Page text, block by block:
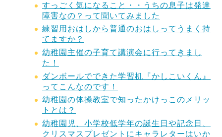
すっごく気になること・・うちの息子は発達
障害なの？って聞いてみました
練習用おはしから普通のおはしってうまく持
てますか？
幼稚園主催の子育て講演会に行ってきまし
た！
ダンボールでできた学習机『かしこいくん』
ってこんなのです！
幼稚園の体操教室で知ったかけっこのメリッ
トとは？
幼稚園児、小学校低学年の誕生日や記念日、
クリスマスプレゼントにキャラレターはいか